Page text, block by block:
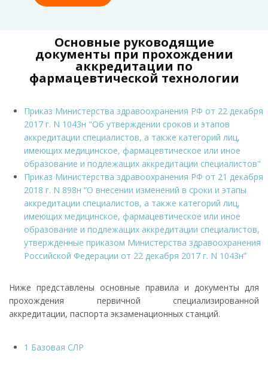
Основные руководящие
документы при прохождении
аккредитации по
фармацевтической технологии
Приказ Министерства здравоохранения РФ от 22 декабря
2017 г. N 1043н "Об утверждении сроков и этапов
аккредитации специалистов, а также категорий лиц,
имеющих медицинское, фармацевтическое или иное
образование и подлежащих аккредитации специалистов"
Приказ Министерства здравоохранения РФ от 21 декабря
2018 г. N 898н “О внесении изменений в сроки и этапы
аккредитации специалистов, а также категорий лиц,
имеющих медицинское, фармацевтическое или иное
образование и подлежащих аккредитации специалистов,
утвержденные приказом Министерства здравоохранения
Российской Федерации от 22 декабря 2017 г. N 1043н”
Ниже представлены основные правила и документы для
прохождения первичной специализированной
аккредитации, паспорта экзаменационных станций.
1 Базовая СЛР